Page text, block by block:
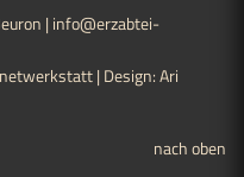
| info@erzabtei-
| Design:Ari
nach oben